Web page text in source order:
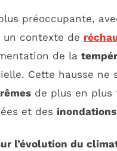
préoccupante,
un contexte de
de la
Cette hausse
de plus en plus
et des inondations
l’évolution du